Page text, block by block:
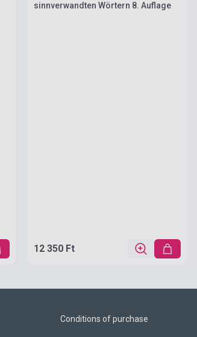
sinnverwandten Wörtern 8. Auflage
12 350 Ft
Conditions of purchase